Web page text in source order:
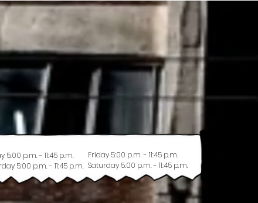
5:00 p.m. - 11:45 p.m.
5:00 p.m. - 11:45 p.m.
Friday 5:00 p.m. - 11:45 p.m.
Saturday 5:00 p.m. - 11:45 p.m.